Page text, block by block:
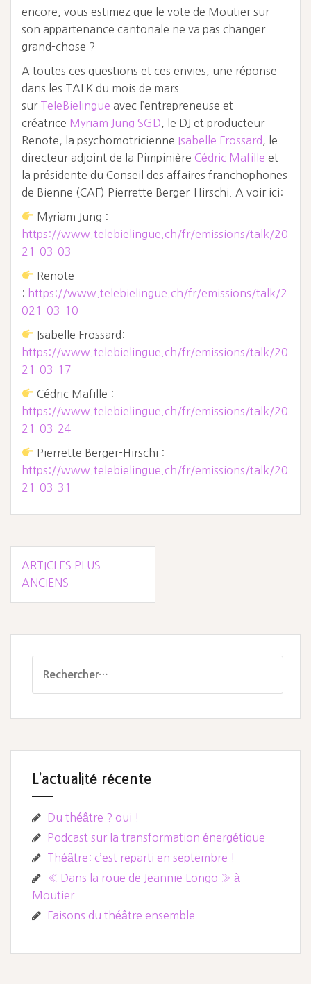
encore, vous estimez que le vote de Moutier sur
son appartenance cantonale ne va pas changer
grand-chose ?
A toutes ces questions et ces envies, une réponse
dans les TALK du mois de mars
sur TeleBielingue avec l’entrepreneuse et
créatrice Myriam Jung SGD , le DJ et producteur
Renote, la psychomotricienne Isabelle Frossard
, le
directeur adjoint de la Pimpinière Cédric Mafille et
la présidente du Conseil des affaires franchophones
de Bienne (CAF) Pierrette Berger-Hirschi. A voir ici:
Myriam Jung :
https://www.telebielingue.ch/fr/emissions/talk/20
21-03-03
Renote
: https://www.telebielingue.ch/fr/emissions/talk/2
021-03-10
Isabelle Frossard:
https://www.telebielingue.ch/fr/emissions/talk/20
21-03-17
Cédric Mafille :
https://www.telebielingue.ch/fr/emissions/talk/20
21-03-24
Pierrette Berger-Hirschi :
https://www.telebielingue.ch/fr/emissions/talk/20
21-03-31
des
ARTICLES PLUS
ANCIENS
L’actualité récente
Du théâtre ? oui !
Podcast sur la transformation énergétique
Théâtre: c’est reparti en septembre !
« Dans la roue de Jeannie Longo » à
Moutier
Faisons du théâtre ensemble